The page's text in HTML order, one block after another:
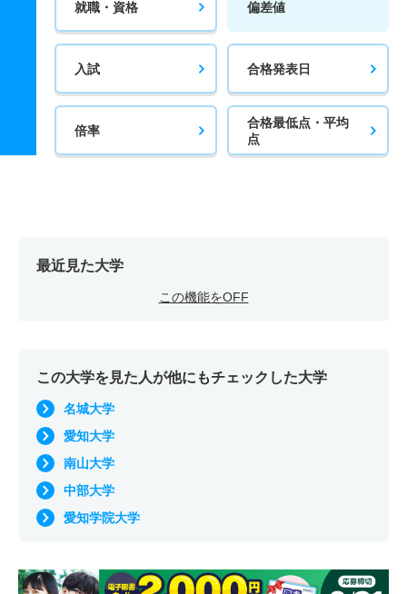
就職・資格 偏差値
入試 合格発表日
倍率
合格最低点・平均
点
最近見た大学
この機能をOFF
この大学を見た人が他にもチェックした大学
名城大学
愛知大学
南山大学
中部大学
愛知学院大学